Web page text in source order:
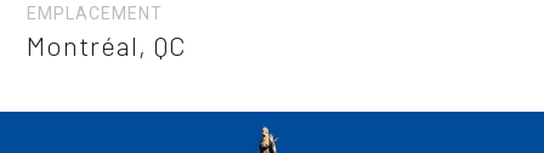
EMPLACEMENT
Montréal, QC